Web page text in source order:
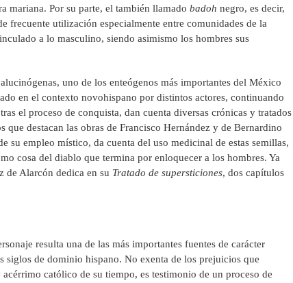
mariana. Por su parte, el también llamado badoh negro, es decir,
frecuente utilización especialmente entre comunidades de la
a lo masculino, siendo asimismo los hombres sus
uno de los enteógenos más importantes del México
en el contexto novohispano por distintos actores, continuando
el proceso de conquista, dan cuenta diversas crónicas y tratados
destacan las obras de Francisco Hernández y de Bernardino
su empleo místico, da cuenta del uso medicinal de estas semillas,
cosa del diablo que termina por enloquecer a los hombres. Ya
Alarcón dedica en su Tratado de supersticiones, dos capítulos
resulta una de las más importantes fuentes de carácter
siglos de dominio hispano. No exenta de los prejuicios que
católico de su tiempo, es testimonio de un proceso de